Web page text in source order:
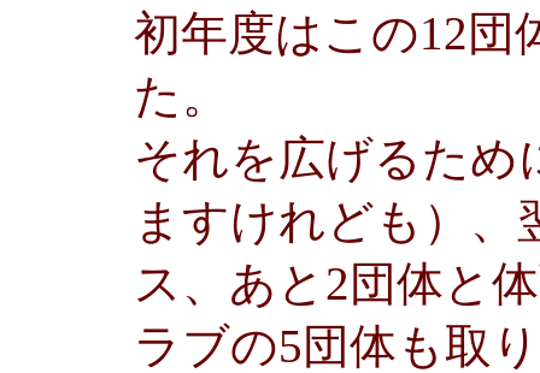
初年度はこの12団
た。
それを広げるため
ますけれども）、
ス、あと2団体と
ラブの5団体も取